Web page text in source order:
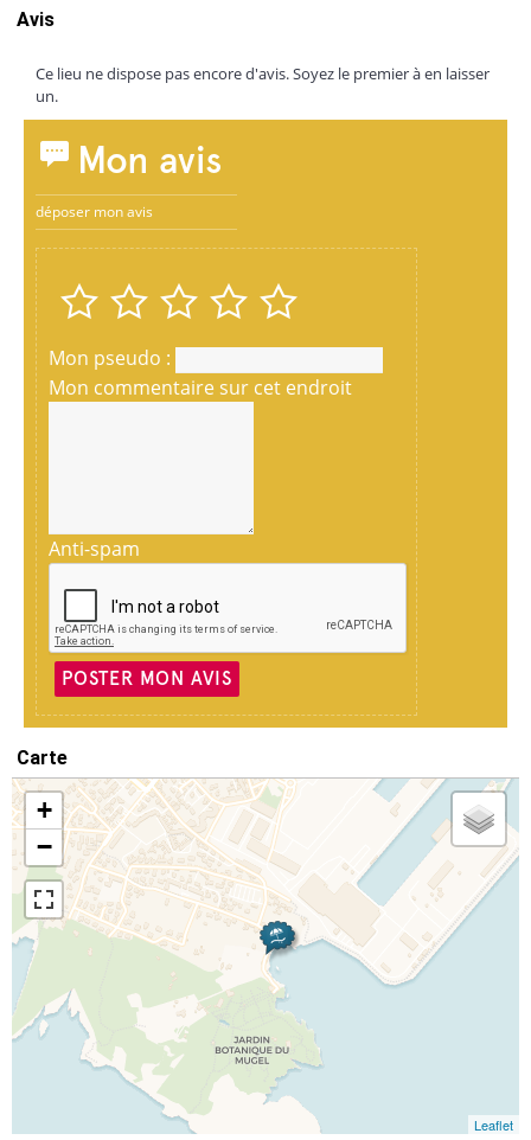
Avis
Ce lieu ne dispose pas encore d'avis. Soyez le premier à en laisser
un.
Mon avis
déposer mon avis
Mon pseudo :
Mon commentaire sur cet endroit
Anti-spam
POSTER MON AVIS
Carte
+
−
Leaflet